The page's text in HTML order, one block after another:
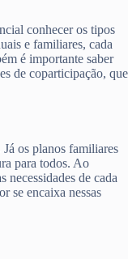
conhecer os tipos
e familiares, cada
é importante saber
de coparticipação, que
os planos familiares
para todos. Ao
necessidades de cada
se encaixa nessas